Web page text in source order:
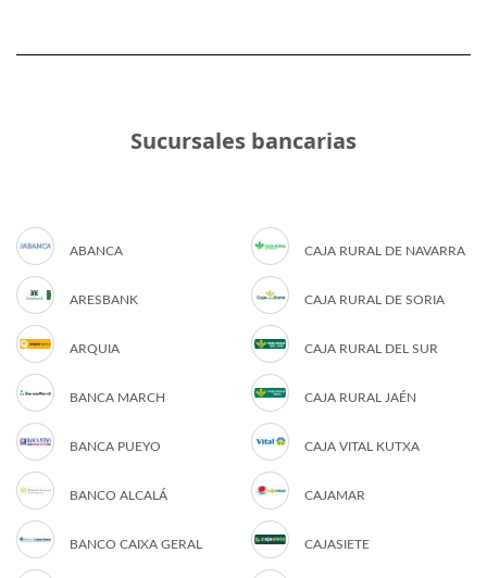
Sucursales bancarias
ABANCA
ARESBANK
ARQUIA
BANCA MARCH
BANCA PUEYO
BANCO ALCALÁ
BANCO CAIXA GERAL
CAJA RURAL DE NAVARRA
CAJA RURAL DE SORIA
CAJA RURAL DEL SUR
CAJA RURAL JAÉN
CAJA VITAL KUTXA
CAJAMAR
CAJASIETE